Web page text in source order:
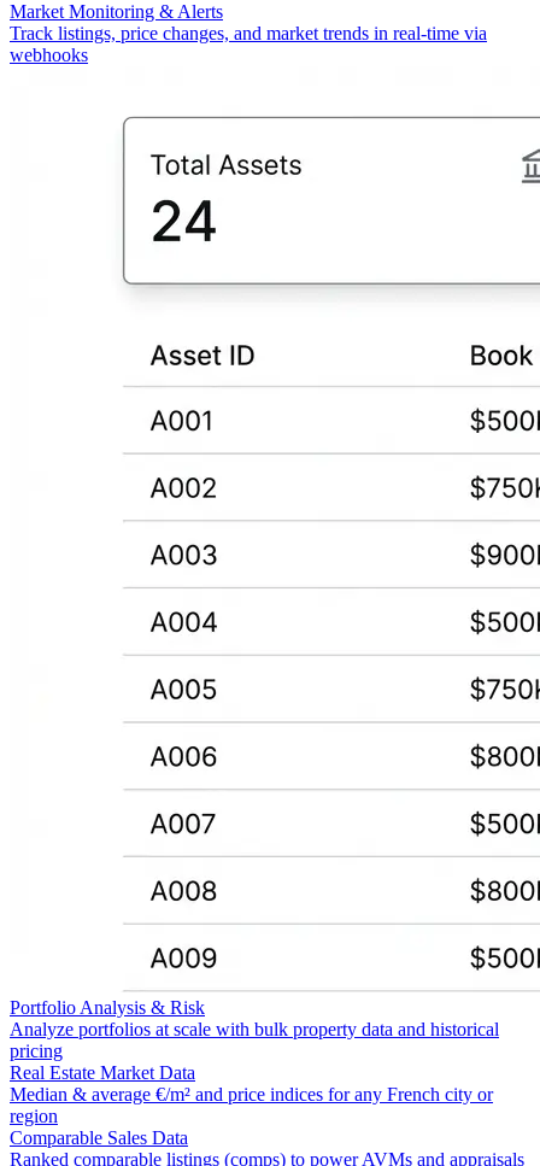
Market Monitoring & Alerts
Track listings, price changes, and market trends in real-time via
webhooks
Portfolio Analysis & Risk
Analyze portfolios at scale with bulk property data and historical
pricing
Real Estate Market Data
Median & average €/m² and price indices for any French city or
region
Comparable Sales Data
Ranked comparable listings (comps) to power AVMs and appraisals